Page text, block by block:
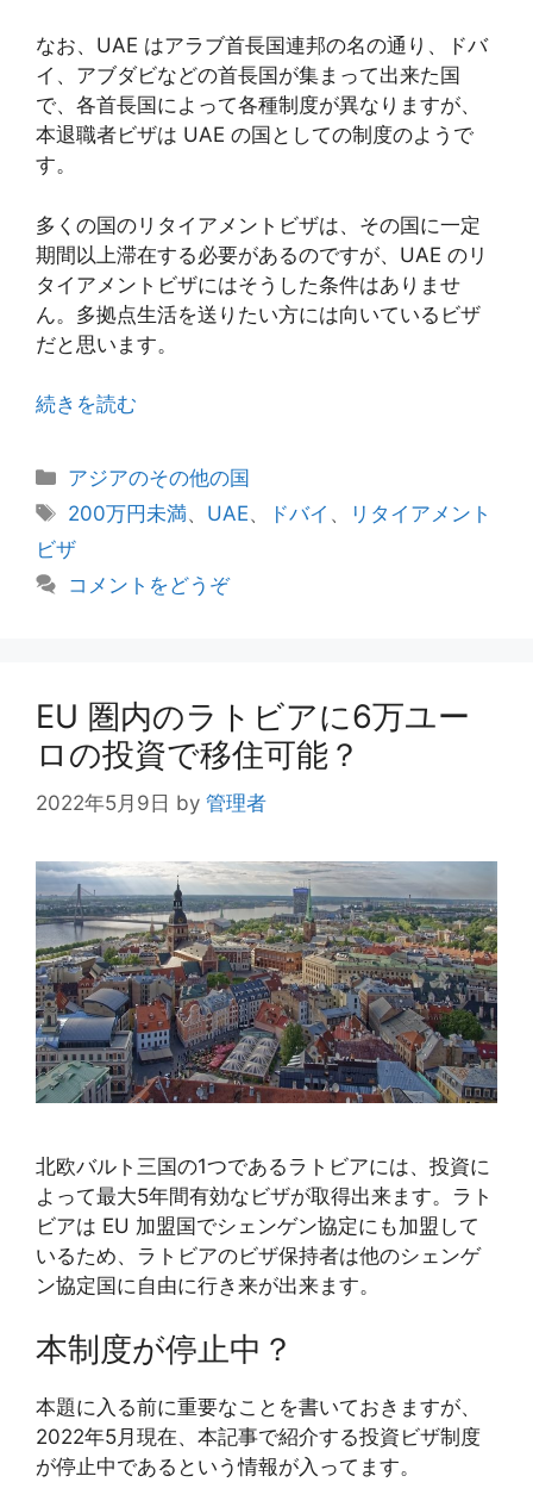
なお、UAE はアラブ首長国連邦の名の通り、ドバ
イ、アブダビなどの首長国が集まって出来た国
で、各首長国によって各種制度が異なりますが、
本退職者ビザは UAE の国としての制度のようで
す。
多くの国のリタイアメントビザは、その国に一定
期間以上滞在する必要があるのですが、UAE のリ
タイアメントビザにはそうした条件はありませ
ん。多拠点生活を送りたい方には向いているビザ
だと思います。
続きを読む
カ
テ
リ
ー
アジアのその他の国
タ
グ
200万円未満、 UAE、 ドバイ 、
リタイアメント
ビザ
コメントをどうぞ
EU 圏内のラトビアに6万ユー
ロの投資で移住可能？
2022年5月9日 by 管理者
北欧バルト三国の1つであるラトビアには、投資に
よって最大5年間有効なビザが取得出来ます。ラト
ビアは EU 加盟国でシェンゲン協定にも加盟して
いるため、ラトビアのビザ保持者は他のシェンゲ
ン協定国に自由に行き来が出来ます。
本制度が停止中？
本題に入る前に重要なことを書いておきますが、
2022年5月現在、本記事で紹介する投資ビザ制度
が停止中であるという情報が入ってます。